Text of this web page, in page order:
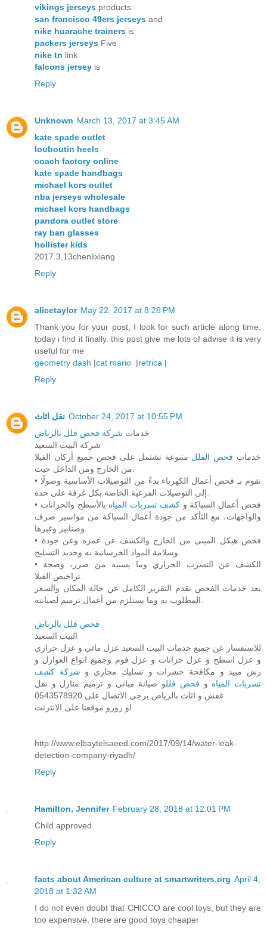
vikings jerseys products
san francisco 49ers jerseys and
nike huarache trainers is
packers jerseys Five
nike tn link
falcons jersey is
Reply
Unknown March 13, 2017 at 3:45 AM
kate spade outlet
louboutin heels
coach factory online
kate spade handbags
michael kors outlet
nba jerseys wholesale
michael kors handbags
pandora outlet store
ray ban glasses
hollister kids
2017.3.13chenlixiang
Reply
alicetaylor May 22, 2017 at 8:26 PM
Thank you for your post, I look for such article along time,
today i find it finally. this post give me lots of advise it is very
useful for me
geometry dash |cat mario |retrica |
Reply
نقل اثاث October 24, 2017 at 10:55 PM
خدمات شركة فحص فلل بالرياض
شركة البيت السعيد
خدمات فحص الفلل متنوعة تشتمل على فحص جميع أركان الفيلا
من الخارج ومن الداخل حيث:
• نقوم بـ فحص أعمال الكهرباء بدءً من التوصيلات الأساسية وصولًا
• فحص أعمال السباكة وكشف تسربات المياه بالأسطح والخزانات
والواجهات، مع التأكد من جودة أعمال السباكة من مواسير صرف
• فحص هيكل المبنى من الخارج والكشف عن عمره وعن جودة
• الكشف عن التسرب الحراري وما يسببه من ضرر، وصحة
بعد خدمات الفحص نقدم التقرير الكامل عن حالة المكان والسعر
فحص فلل بالرياض
البيت السعيد
للاستفسار عن جميع خدمات البيت السعيد عزل مائي و عزل حراري
و عزل اسطح و عزل خزانات و عزل فوم وجميع انواع العوازل و
رش مبيد و مكافحة حشرات و تسليك مجاري و شركة كشف
تسربات المياه و فحص فللو صيانة مباني و ترميم منازل و نقل
عفش و اثاث بالرياض يرجي الاتصال على 0543578920
او زورو موقعنا على الانترنت
http://www.elbaytelsaeed.com/2017/09/14/water-leak-
detection-company-riyadh/
Reply
Hamilton, Jennifer February 28, 2018 at 12:01 PM
Child approved.
Reply
facts about American culture at smartwriters.org April 4,
2018 at 1:32 AM
I do not even doubt that CHICCO are cool toys, but they are
too expensive, there are good toys cheaper